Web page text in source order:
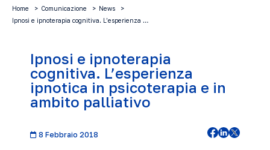
Home Comunicazione
News
Ipnosi e ipnoterapia cognitiva. L’esperienza …
Ipnosi e ipnoterapia
cognitiva. L’esperienza
ipnotica in psicoterapia e in
ambito palliativo
8 Febbraio 2018